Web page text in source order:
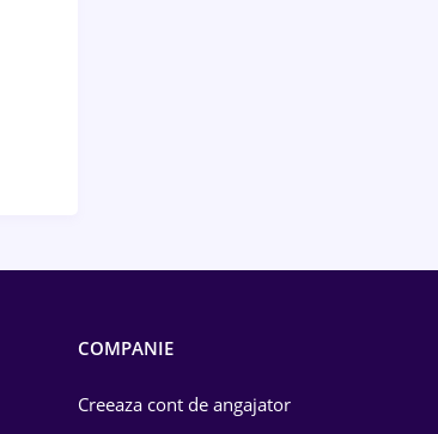
COMPANIE
Creeaza cont de angajator